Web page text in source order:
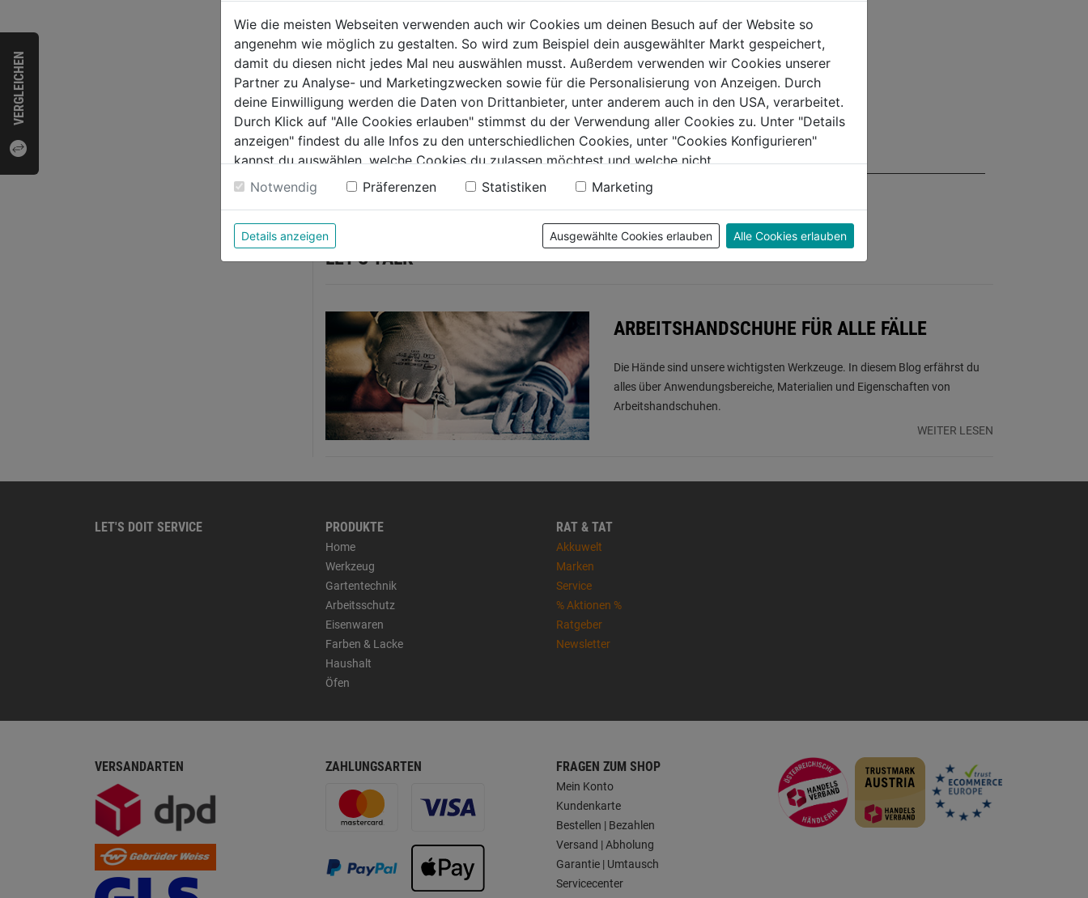
VERGLEICHEN
LET'S TALK
ARBEITSHANDSCHUHE FÜR ALLE FÄLLE
Die Hände sind unsere wichtigsten Werkzeuge. In diesem Blog erfährst du
alles über Anwendungsbereiche, Materialien und Eigenschaften von
Arbeitshandschuhen.
WEITER LESEN
LET'S DOIT SERVICE PRODUKTE
Home
Werkzeug
Gartentechnik
Arbeitsschutz
Eisenwaren
Farben & Lacke
Haushalt
Öfen
RAT & TAT
Akkuwelt
Marken
Service
% Aktionen %
Ratgeber
Newsletter
VERSANDARTEN ZAHLUNGSARTEN FRAGEN ZUM SHOP
Mein Konto
Kundenkarte
Bestellen | Bezahlen
Versand | Abholung
Garantie | Umtausch
Servicecenter
Wie die meisten Webseiten verwenden auch wir Cookies um deinen Besuch auf der Website so
angenehm wie möglich zu gestalten. So wird zum Beispiel dein ausgewählter Markt gespeichert,
damit du diesen nicht jedes Mal neu auswählen musst. Außerdem verwenden wir Cookies unserer
Partner zu Analyse- und Marketingzwecken sowie für die Personalisierung von Anzeigen. Durch
deine Einwilligung werden die Daten von Drittanbieter, unter anderem auch in den USA, verarbeitet.
Durch Klick auf "Alle Cookies erlauben" stimmst du der Verwendung aller Cookies zu. Unter "Details
anzeigen" findest du alle Infos zu den unterschiedlichen Cookies, unter "Cookies Konfigurieren"
kannst du auswählen, welche Cookies du zulassen möchtest und welche nicht.
Weitere Informationen findest du in unserer Datenschutzerklärung
Notwendig Präferenzen Statistiken Marketing
Details anzeigen Ausgewählte Cookies erlauben Alle Cookies erlauben